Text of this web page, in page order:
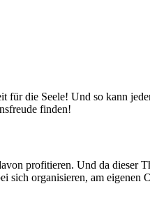
die Seele! Und so kann
finden!
profitieren. Und da
sich organisieren, am eigenen